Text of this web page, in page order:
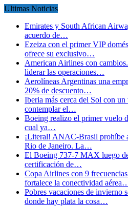
Ultimas Noticias
Emirates y South African
acuerdo de…
Ezeiza con el primer VIP
ofrece su exclusivo…
American Airlines con
liderar las operaciones…
Aerolíneas Argentinas una
20% de descuento…
Iberia más cerca del Sol con
contemplar el…
Boeing realizo el primer vuelo
cual ya…
¡Literal! ANAC-Brasil prohíbe
Rio de Janeiro. La…
El Boeing 737-7 MAX luego
certificación de…
Copa Airlines con 9
fortalece la conectividad
Pobres vacaciones de
donde hay plata la cosa…